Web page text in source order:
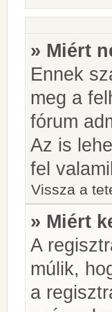
» Miért
Ennek
meg a
fórum
Az is
fel
Vissza a
» Miért
A
múlik,
a